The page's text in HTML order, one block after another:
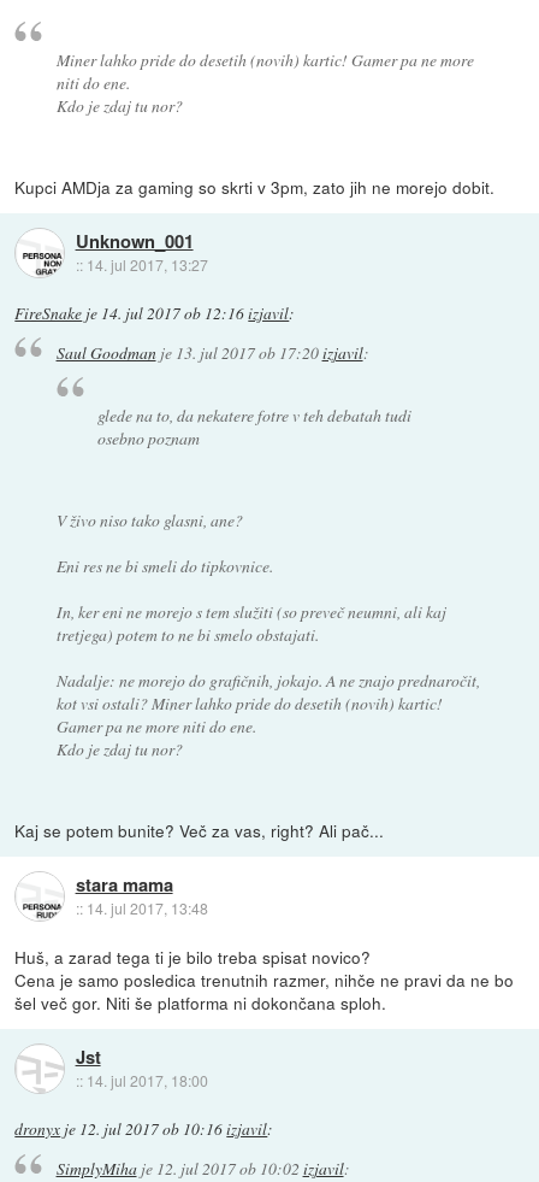
Miner lahko pride do desetih (novih) kartic! Gamer pa ne more
niti do ene.
Kdo je zdaj tu nor?
Kupci AMDja za gaming so skrti v 3pm, zato jih ne morejo dobit.
Unknown_001
:: 14. jul 2017, 13:27
FireSnake je 14. jul 2017 ob 12:16izjavil:
Saul Goodmanje 13. jul 2017 ob 17:20izjavil:
glede na to, da nekatere fotre v teh debatah tudi
osebno poznam
V živo niso tako glasni, ane?
Eni res ne bi smeli do tipkovnice.
In, ker eni ne morejo s tem služiti (so preveč neumni, ali kaj
tretjega) potem to ne bi smelo obstajati.
Nadalje: ne morejo do grafičnih, jokajo. A ne znajo prednaročit,
kot vsi ostali? Miner lahko pride do desetih (novih) kartic!
Gamer pa ne more niti do ene.
Kdo je zdaj tu nor?
Kaj se potem bunite? Več za vas, right? Ali pač...
stara mama
:: 14. jul 2017, 13:48
Huš, a zarad tega ti je bilo treba spisat novico?
Cena je samo posledica trenutnih razmer, nihče ne pravi da ne bo
šel več gor. Niti še platforma ni dokončana sploh.
Jst
:: 14. jul 2017, 18:00
dronyx je 12. jul 2017 ob 10:16izjavil:
SimplyMihaje 12. jul 2017 ob 10:02 izjavil: